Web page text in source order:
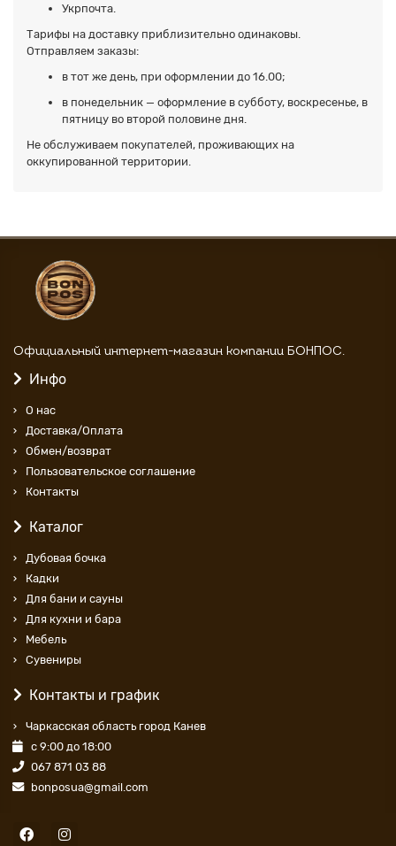
Укрпочта.
Тарифы на доставку приблизительно одинаковы.
Отправляем заказы:
в тот же день, при оформлении до 16.00;
в понедельник — оформление в субботу, воскресенье, в
пятницу во второй половине дня.
Не обслуживаем покупателей, проживающих на
оккупированной территории.
Официальный интернет-магазин компании БОНПОС.
Инфо
О нас
Доставка/Оплата
Обмен/возврат
Пользовательское соглашение
Контакты
Каталог
Дубовая бочка
Кадки
Для бани и сауны
Для кухни и бара
Мебель
Сувениры
Контакты и график
Чаркасская область город Канев
с 9:00 до 18:00
067 871 03 88
bonposua@gmail.com